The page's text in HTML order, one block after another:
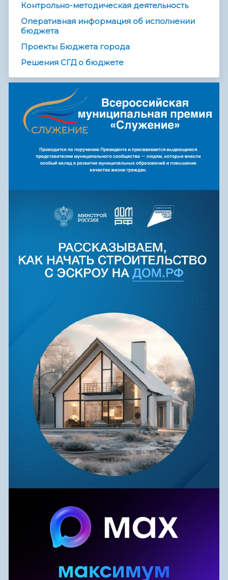
Контрольно-методическая деятельность
Оперативная информация об исполнении
бюджета
Проекты Бюджета города
Решения СГД о бюджете